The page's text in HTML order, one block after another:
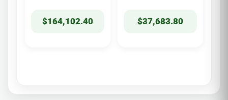
$164,102.40 $37,683.80